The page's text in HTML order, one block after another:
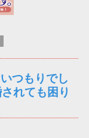
つもりでし
れても困り